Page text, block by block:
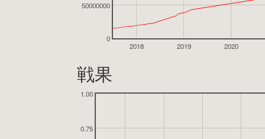
2018 2019 2020
0
50000000
戦果
0.75
1.00